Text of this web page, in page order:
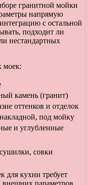
гранитной мойки
напрямую
с остальной
подходит ли
нестандартных
моек:
камень (гранит)
оттенков и отделок
под мойку
и углубленные
совки
для кухни требует
внешних параметров,